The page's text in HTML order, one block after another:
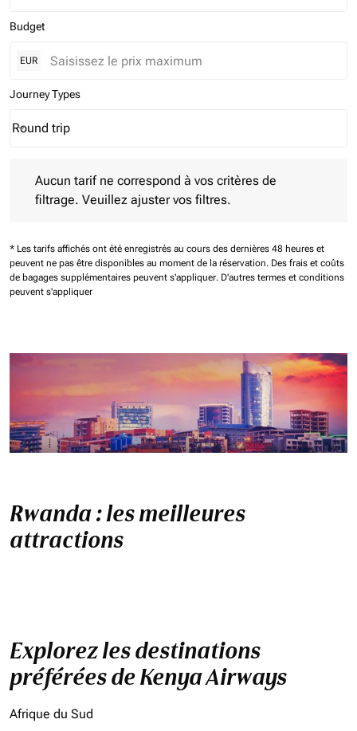
Budget
EUR
Journey Types
Journey Types option Round trip Selected
Round trip
keyboard_arrow_down
Aucun tarif ne correspond à vos critères de
filtrage. Veuillez ajuster vos filtres.
* Les tarifs affichés ont été enregistrés au cours des dernières 48 heures et
peuvent ne pas être disponibles au moment de la réservation. Des frais et coûts
de bagages supplémentaires peuvent s'appliquer. D'autres termes et conditions
peuvent s'appliquer
Rwanda : les meilleures
attractions
Explorez les destinations
préférées de Kenya Airways
Afrique du Sud